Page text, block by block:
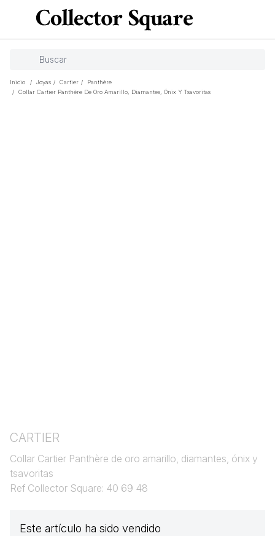
Inicio / Joyas / Cartier /
Panthère
/
Collar Cartier Panthère De Oro Amarillo, Diamantes, Ónix Y Tsavoritas
CARTIER
Collar Cartier Panthère de oro amarillo, diamantes, ónix y
tsavoritas
Ref Collector Square: 40 69 48
Este artículo ha sido vendido